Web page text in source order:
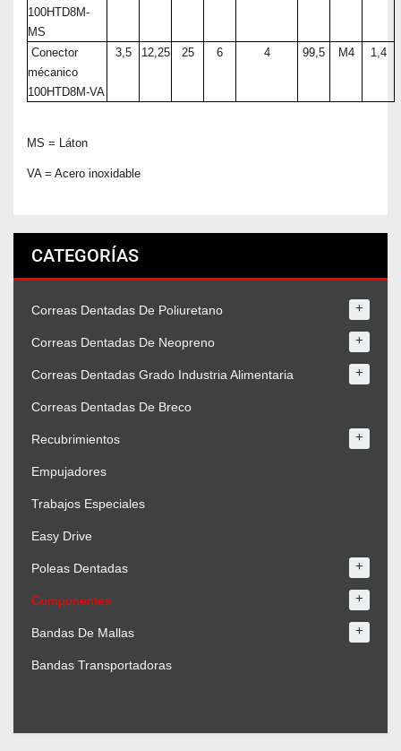
100HTD8M-
MS
Conector
mécanico
100HTD8M-VA
3,5 12,25 25 6 4 99,5 M4 1,4
MS = Láton
VA = Acero inoxidable
CATEGORÍAS
Correas Dentadas De Poliuretano +
Correas Dentadas De Neopreno +
Correas Dentadas Grado Industria Alimentaria +
Correas Dentadas De Breco
Recubrimientos +
Empujadores
Trabajos Especiales
Easy Drive
Poleas Dentadas +
Componentes +
Bandas De Mallas +
Bandas Transportadoras